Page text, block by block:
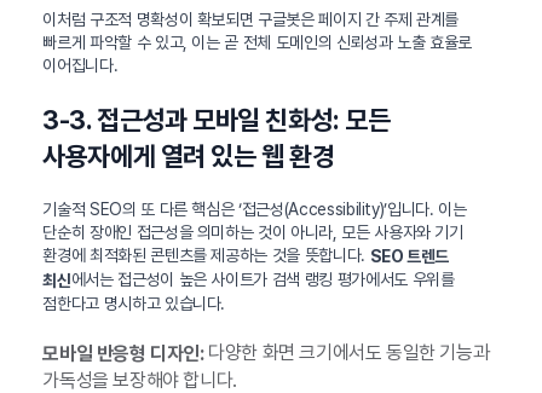
이처럼 구조적 명확성이 확보되면 구글봇은 페이지 간 주제 관계를
빠르게 파악할 수 있고, 이는 곧 전체 도메인의 신뢰성과 노출 효율로
이어집니다.
3-3. 접근성과 모바일 친화성: 모든
사용자에게 열려 있는 웹 환경
기술적 SEO의 또 다른 핵심은 ‘접근성(Accessibility)’입니다. 이는
단순히 장애인 접근성을 의미하는 것이 아니라, 모든 사용자와 기기
환경에 최적화된 콘텐츠를 제공하는 것을 뜻합니다. SEO 트렌드
최신에서는 접근성이 높은 사이트가 검색 랭킹 평가에서도 우위를
점한다고 명시하고 있습니다.
모바일 반응형 디자인:다양한 화면 크기에서도 동일한 기능과
가독성을 보장해야 합니다.